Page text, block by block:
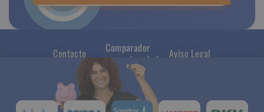
Contacto
Comparador
seguros de salud
Aviso Legal